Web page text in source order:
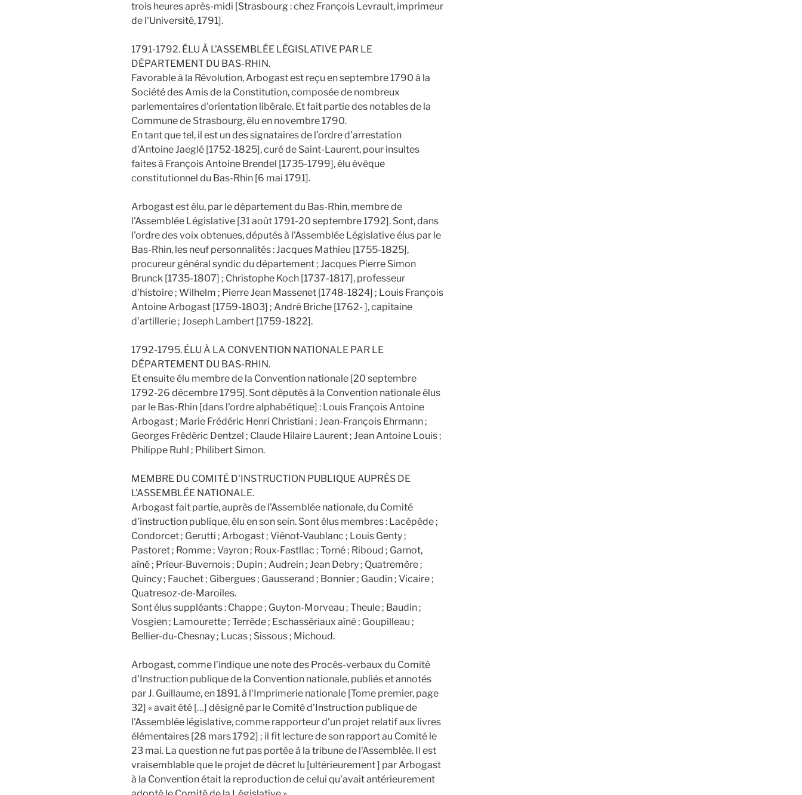
trois heures après-midi [Strasbourg : chez François Levrault, imprimeur
de l'Université, 1791].
1791-1792. ÉLU À L'ASSEMBLÉE LÉGISLATIVE PAR LE
DÉPARTEMENT DU BAS-RHIN.
Favorable à la Révolution, Arbogast est reçu en septembre 1790 à la
Société des Amis de la Constitution, composée de nombreux
parlementaires d'orientation libérale. Et fait partie des notables de la
Commune de Strasbourg, élu en novembre 1790.
En tant que tel, il est un des signataires de l'ordre d'arrestation
d'Antoine Jaeglé [1752-1825], curé de Saint-Laurent, pour insultes
faites à François Antoine Brendel [1735-1799], élu évêque
constitutionnel du Bas-Rhin [6 mai 1791].
Arbogast est élu, par le département du Bas-Rhin, membre de
l'Assemblée Législative [31 août 1791-20 septembre 1792]. Sont, dans
l'ordre des voix obtenues, députés à l'Assemblée Législative élus par le
Bas-Rhin, les neuf personnalités : Jacques Mathieu [1755-1825],
procureur général syndic du département ; Jacques Pierre Simon
Brunck [1735-1807] ; Christophe Koch [1737-1817], professeur
d'histoire ; Wilhelm ; Pierre Jean Massenet [1748-1824] ; Louis François
Antoine Arbogast [1759-1803] ; André Briche [1762- ], capitaine
d'artillerie ; Joseph Lambert [1759-1822].
1792-1795. ÉLU À LA CONVENTION NATIONALE PAR LE
DÉPARTEMENT DU BAS-RHIN.
Et ensuite élu membre de la Convention nationale [20 septembre
1792-26 décembre 1795]. Sont députés à la Convention nationale élus
par le Bas-Rhin [dans l'ordre alphabétique] : Louis François Antoine
Arbogast ; Marie Frédéric Henri Christiani ; Jean-François Ehrmann ;
Georges Frédéric Dentzel ; Claude Hilaire Laurent ; Jean Antoine Louis ;
Philippe Ruhl ; Philibert Simon.
MEMBRE DU COMITÉ D'INSTRUCTION PUBLIQUE AUPRÈS DE
L'ASSEMBLÉE NATIONALE.
Arbogast fait partie, auprès de l'Assemblée nationale, du Comité
d'instruction publique, élu en son sein. Sont élus membres : Lacépède ;
Condorcet ; Gerutti ; Arbogast ; Viénot-Vaublanc ; Louis Genty ;
Pastoret ; Romme ; Vayron ; Roux-Fastllac ; Torné ; Riboud ; Garnot,
aîné ; Prieur-Buvernois ; Dupin ; Audrein ; Jean Debry ; Quatremère ;
Quincy ; Fauchet ; Gibergues ; Gausserand ; Bonnier ; Gaudin ; Vicaire ;
Quatresoz-de-Maroiles.
Sont élus suppléants : Chappe ; Guyton-Morveau ; Theule ; Baudin ;
Vosgien ; Lamourette ; Terrède ; Eschassériaux aîné ; Goupilleau ;
Bellier-du-Chesnay ; Lucas ; Sissous ; Michoud.
Arbogast, comme l'indique une note des Procès-verbaux du Comité
d'Instruction publique de la Convention nationale, publiés et annotés
par J. Guillaume, en 1891, à l'Imprimerie nationale [Tome premier, page
32] « avait été […] désigné par le Comité d'Instruction publique de
l'Assemblée législative, comme rapporteur d'un projet relatif aux livres
élémentaires [28 mars 1792] ; il fit lecture de son rapport au Comité le
23 mai. La question ne fut pas portée à la tribune de l'Assemblée. Il est
vraisemblable que le projet de décret lu [ultérieurement ] par Arbogast
à la Convention était la reproduction de celui qu'avait antérieurement